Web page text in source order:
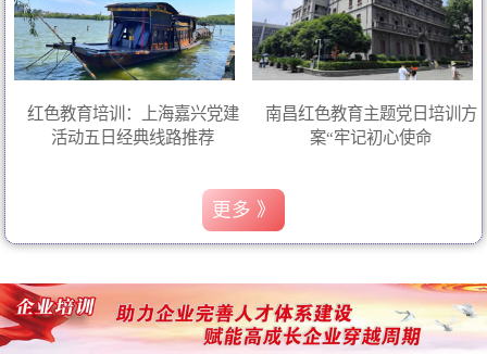
红色教育培训：上海嘉兴党建
活动五日经典线路推荐
南昌红色教育主题党日培训方
案“牢记初心使命
更多 》